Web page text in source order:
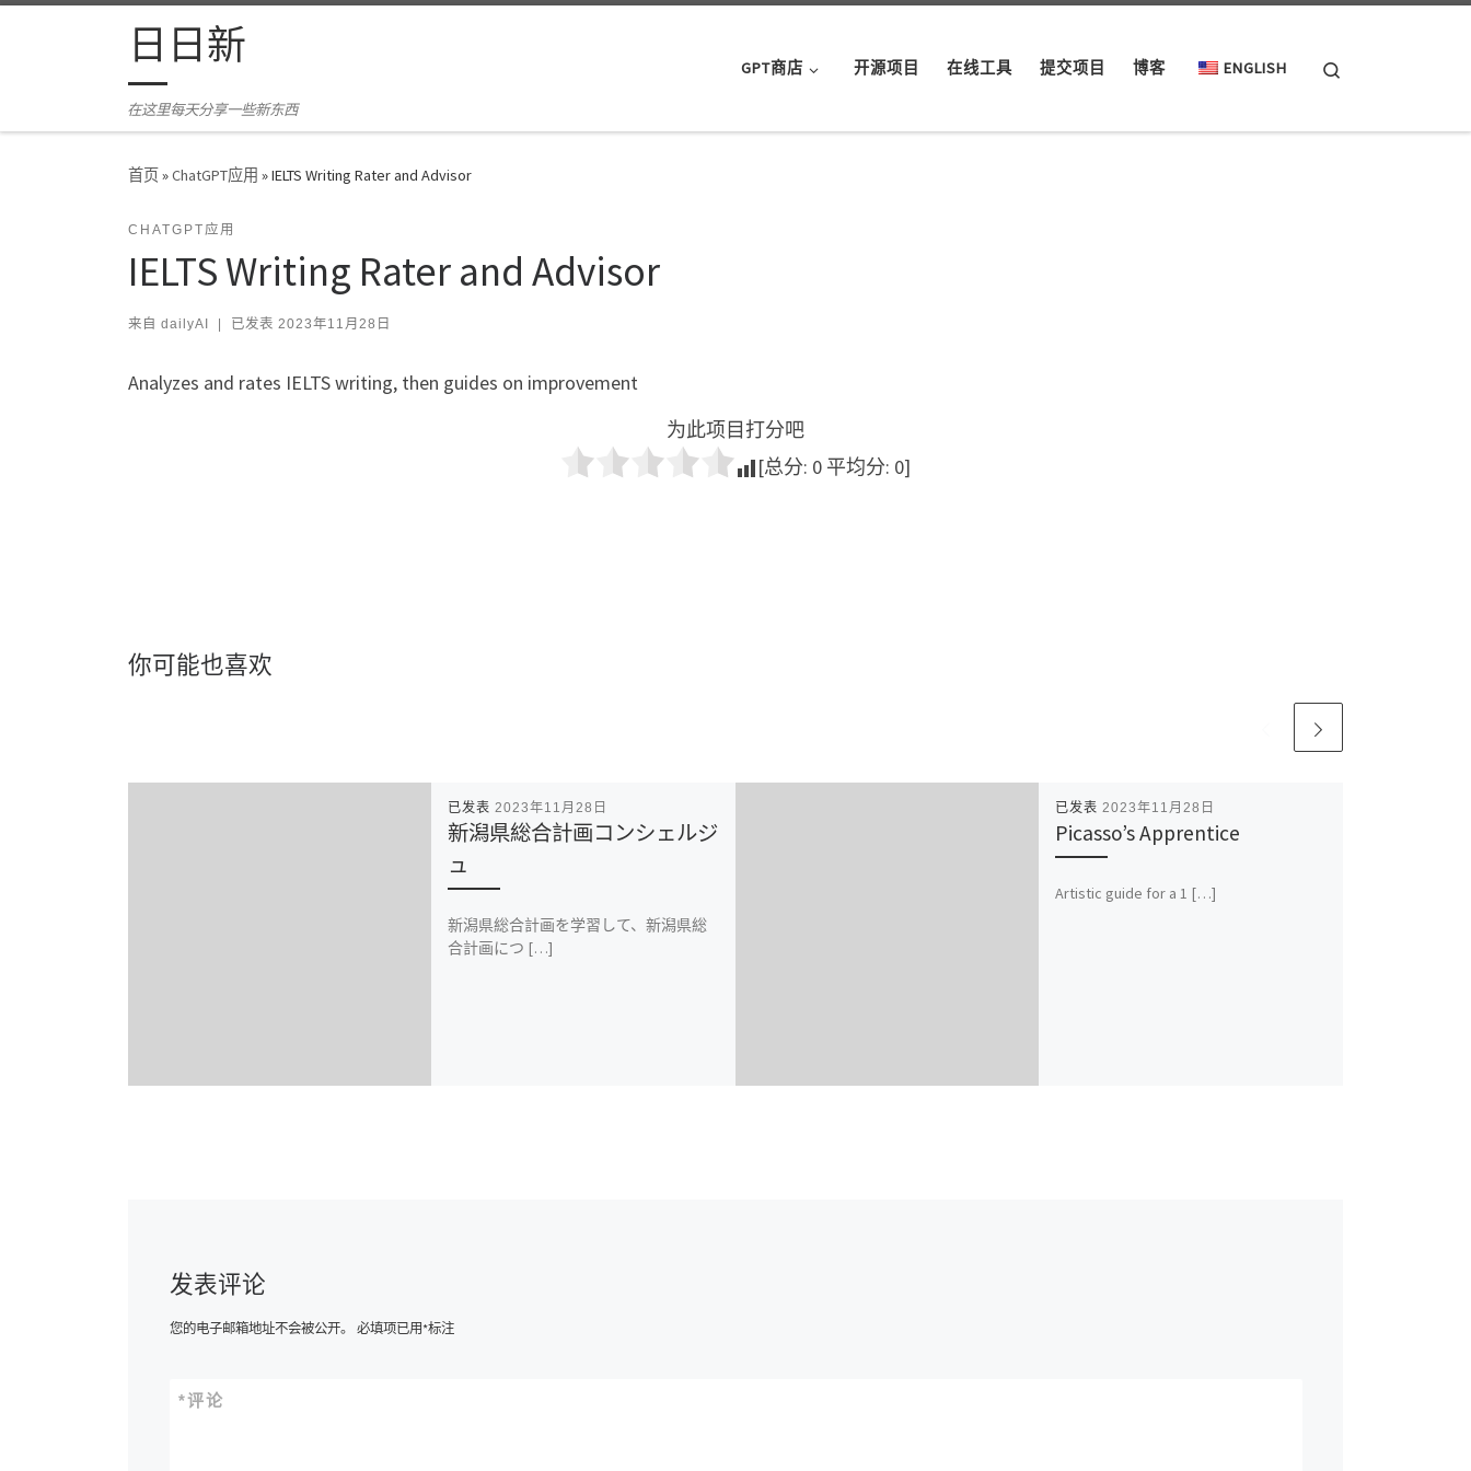
Skip to content日日新
在这里每天分享一些新东西
GPT商店 开源项目 在线工具 提交项目 博客 ENGLISH
首页»ChatGPT应用 »IELTS Writing Rater and Advisor
CHATGPT应用
IELTS Writing Rater and Advisor
来自 dailyAI 已发表 2023年11月28日
Analyzes and rates IELTS writing, then guides on improvement
为此项目打分吧
[总分: 0 平均分: 0]
你可能也喜欢
已发表 2023年11月28日
新潟県総合計画コンシェルジ
ュ
新潟県総合計画を学習して、新潟県総
合計画につ […]
已发表 2023年11月28日
Picasso’s Apprentice
Artistic guide for a 1 […]
发表评论
您的电子邮箱地址不会被公开。 必填项已用*标注
评论
*